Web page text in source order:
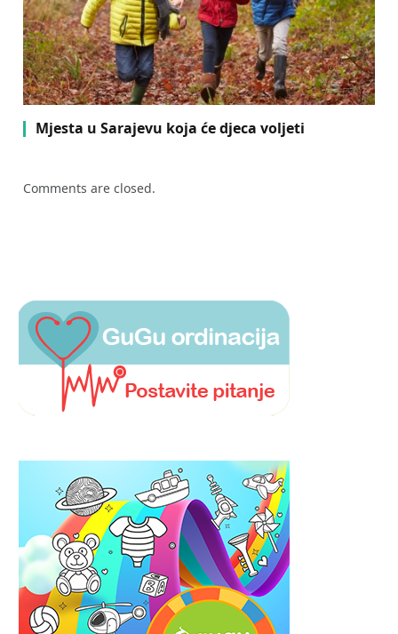
Mjesta u Sarajevu koja će djeca voljeti
Comments are closed.